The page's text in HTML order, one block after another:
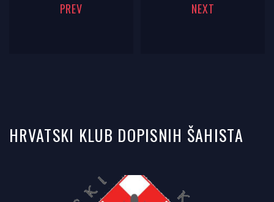
PREV NEXT
HRVATSKI KLUB DOPISNIH ŠAHISTA